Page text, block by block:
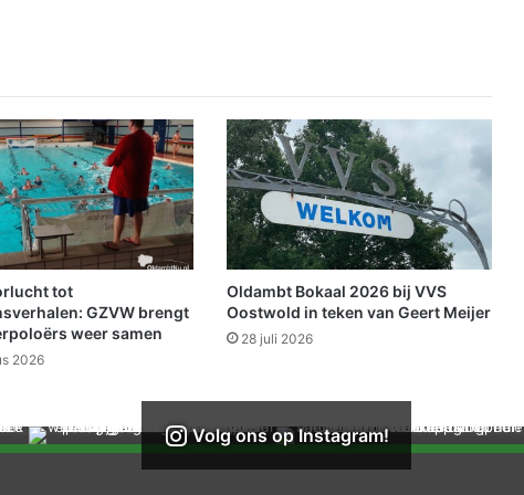
n
i
n
g
g
e
m
e
n
t
o
r
tot
GZVW brengt
weer samen
2026
Oldambt Bokaal 2026 bij VVS
Oostwold in teken van Geert Meijer
28 juli 2026
Volg ons op Instagram!